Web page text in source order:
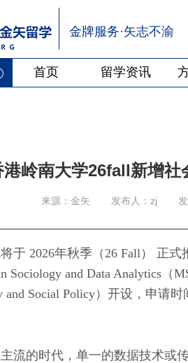
金牌服务·矢志不渝
首页 留学资讯
港岭南大学26fall新增社
来源：金矢 发布人：zj
于 2026年秋季（26 Fall） 正式
Sociology and Data Analytics
and Social Policy）开设，申请
流的时代，单一的数据技术或